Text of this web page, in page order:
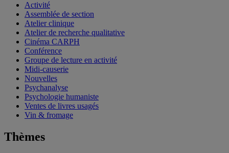
Activité
Assemblée de section
Atelier clinique
Atelier de recherche qualitative
Cinéma CARPH
Conférence
Groupe de lecture en activité
Midi-causerie
Nouvelles
Psychanalyse
Psychologie humaniste
Ventes de livres usagés
Vin & fromage
Thèmes